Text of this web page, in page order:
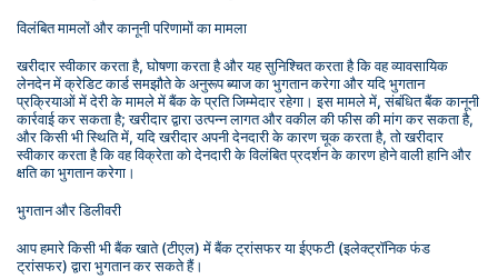
विलंबित मामलों और कानूनी परिणामों का मामला
खरीदार स्वीकार करता है, घोषणा करता है और यह सुनिश्चित करता है कि वह व्यावसायिक
लेनदेन में क्रेडिट कार्ड समझौते के अनुरूप ब्याज का भुगतान करेगा और यदि भुगतान
प्रक्रियाओं में देरी के मामले में बैंक के प्रति जिम्मेदार रहेगा। इस मामले में, संबंधित बैंक कानूनी
कार्रवाई कर सकता है; खरीदार द्वारा उत्पन्न लागत और वकील की फीस की मांग कर सकता है,
और किसी भी स्थिति में, यदि खरीदार अपनी देनदारी के कारण चूक करता है, तो खरीदार
स्वीकार करता है कि वह विक्रेता को देनदारी के विलंबित प्रदर्शन के कारण होने वाली हानि और
क्षति का भुगतान करेगा।
भुगतान और डिलीवरी
आप हमारे किसी भी बैंक खाते (टीएल) में बैंक ट्रांसफर या ईएफटी (इलेक्ट्रॉनिक फंड
ट्रांसफर) द्वारा भुगतान कर सकते हैं।